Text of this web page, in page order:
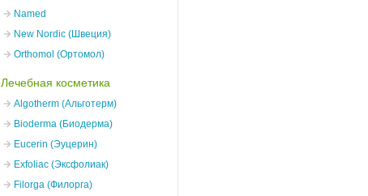
Named
New Nordic (Швеция)
Orthomol (Ортомол)
Лечебная косметика
Algotherm (Альготерм)
Bioderma (Биодерма)
Eucerin (Эуцерин)
Exfoliac (Эксфолиак)
Filorga (Филорга)